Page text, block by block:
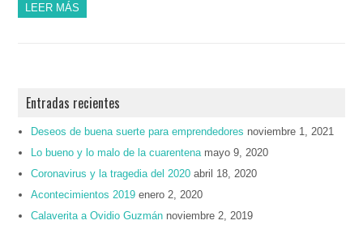
LEER MÁS
Entradas recientes
Deseos de buena suerte para emprendedores noviembre 1, 2021
Lo bueno y lo malo de la cuarentena mayo 9, 2020
Coronavirus y la tragedia del 2020 abril 18, 2020
Acontecimientos 2019 enero 2, 2020
Calaverita a Ovidio Guzmán noviembre 2, 2019